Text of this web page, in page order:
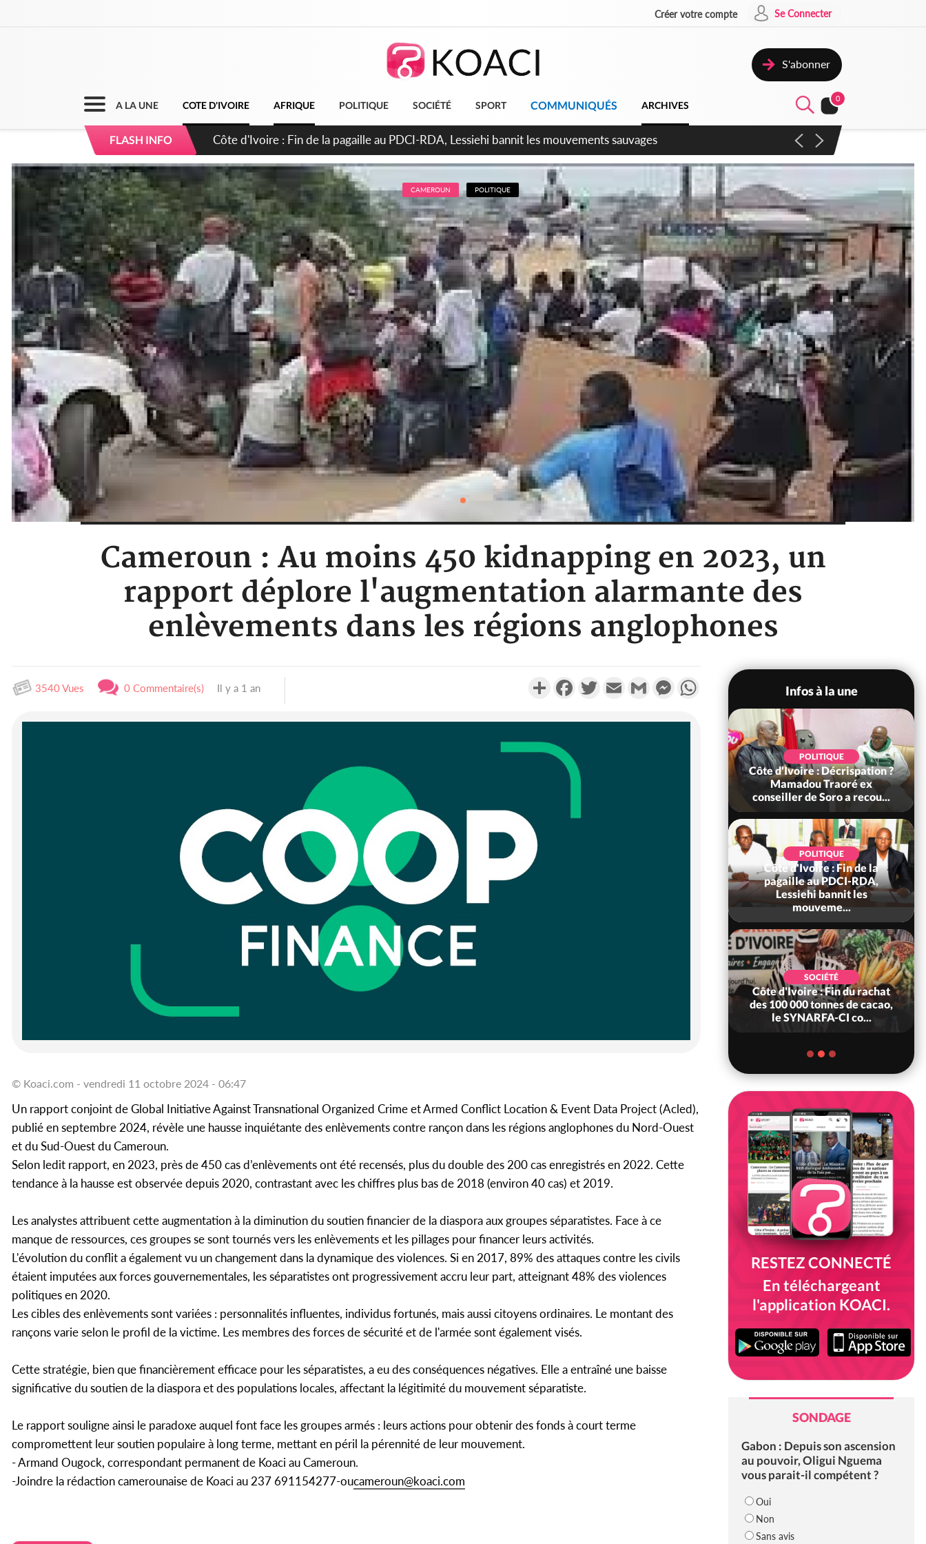
Créer votre compte Se Connecter
S'abonner
A LA UNE COTE D'IVOIRE AFRIQUE POLITIQUE SOCIÉTÉ SPORT COMMUNIQUÉS ARCHIVES
0
FLASH INFO Côte d'Ivoire : Ouattara promet des sanctions contre les déguerpissements illégaux
CAMEROUN POLITIQUE
Cameroun : Au moins 450 kidnapping en 2023, un
rapport déplore l'augmentation alarmante des
enlèvements dans les régions anglophones
3540 Vues 0 Commentaire(s) Il y a 1 an PartagerFacebookTwitterEmail Gmail MessengerWhatsApp
© Koaci.com - vendredi 11 octobre 2024 - 06:47
Un rapport conjoint de Global Initiative Against Transnational Organized Crime et Armed Conflict Location & Event Data Project (Acled),
publié en septembre 2024, révèle une hausse inquiétante des enlèvements contre rançon dans les régions anglophones du Nord-Ouest
et du Sud-Ouest du Cameroun.
Selon ledit rapport, en 2023, près de 450 cas d’enlèvements ont été recensés, plus du double des 200 cas enregistrés en 2022. Cette
tendance à la hausse est observée depuis 2020, contrastant avec les chiffres plus bas de 2018 (environ 40 cas) et 2019.
Les analystes attribuent cette augmentation à la diminution du soutien financier de la diaspora aux groupes séparatistes. Face à ce
manque de ressources, ces groupes se sont tournés vers les enlèvements et les pillages pour financer leurs activités.
L'évolution du conflit a également vu un changement dans la dynamique des violences. Si en 2017, 89% des attaques contre les civils
étaient imputées aux forces gouvernementales, les séparatistes ont progressivement accru leur part, atteignant 48% des violences
politiques en 2020.
Les cibles des enlèvements sont variées : personnalités influentes, individus fortunés, mais aussi citoyens ordinaires. Le montant des
rançons varie selon le profil de la victime. Les membres des forces de sécurité et de l'armée sont également visés.
Cette stratégie, bien que financièrement efficace pour les séparatistes, a eu des conséquences négatives. Elle a entraîné une baisse
significative du soutien de la diaspora et des populations locales, affectant la légitimité du mouvement séparatiste.
Le rapport souligne ainsi le paradoxe auquel font face les groupes armés : leurs actions pour obtenir des fonds à court terme
compromettent leur soutien populaire à long terme, mettant en péril la pérennité de leur mouvement.
- Armand Ougock, correspondant permanent de Koaci au Cameroun.
-Joindre la rédaction camerounaise de Koaci au 237 691154277-oucameroun@koaci.com
Infos à la une
Côte d'Ivoire : Ouattara
promet des sanctions contre
POLITIQUE
Côte d'Ivoire : Décrispation ?
Mamadou Traoré ex
conseiller de Soro a recou...
POLITIQUE
Côte d'Ivoire : Fin de la
pagaille au PDCI-RDA,
Lessiehi bannit les
mouveme...
SOCIÉTÉ
Côte d'Ivoire : Fin du rachat
des 100 000 tonnes de cacao,
le SYNARFA-CI co...
RESTEZ CONNECTÉ
En téléchargeant
l'application KOACI.
SONDAGE
Gabon : Depuis son ascension
au pouvoir, Oligui Nguema
vous parait-il compétent ?
Oui
Non
Sans avis